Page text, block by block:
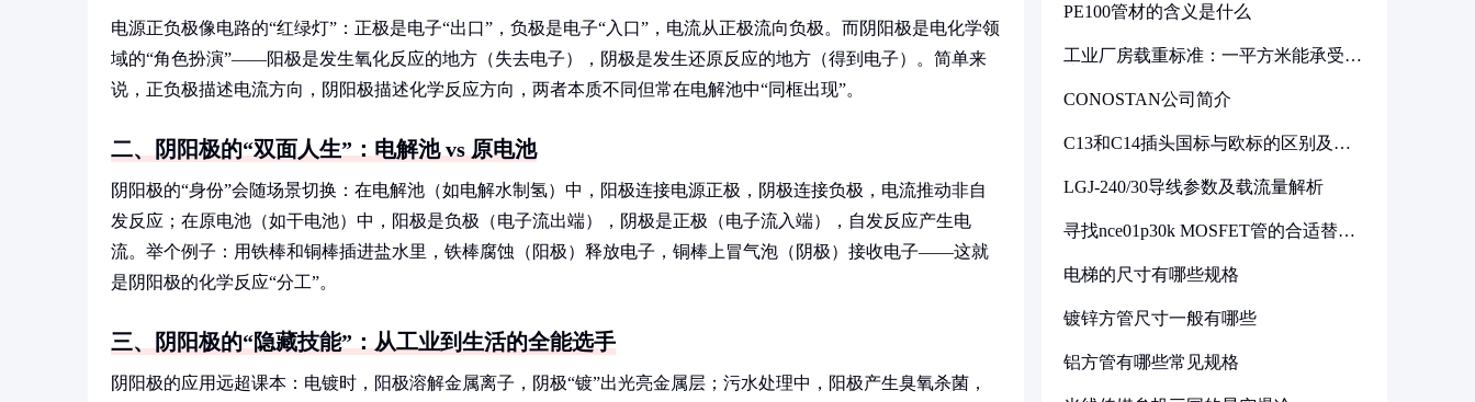
电源正负极像电路的“红绿灯”：正极是电子“出口”，负极是电子“入口”，电流从正极流向负极。而阴阳极是电化学领
域的“角色扮演”——阳极是发生氧化反应的地方（失去电子），阴极是发生还原反应的地方（得到电子）。简单来
说，正负极描述电流方向，阴阳极描述化学反应方向，两者本质不同但常在电解池中“同框出现”。
二、阴阳极的“双面人生”：电解池 vs 原电池
阴阳极的“身份”会随场景切换：在电解池（如电解水制氢）中，阳极连接电源正极，阴极连接负极，电流推动非自
发反应；在原电池（如干电池）中，阳极是负极（电子流出端），阴极是正极（电子流入端），自发反应产生电
流。举个例子：用铁棒和铜棒插进盐水里，铁棒腐蚀（阳极）释放电子，铜棒上冒气泡（阴极）接收电子——这就
是阴阳极的化学反应“分工”。
三、阴阳极的“隐藏技能”：从工业到生活的全能选手
阴阳极的应用远超课本：电镀时，阳极溶解金属离子，阴极“镀”出光亮金属层；污水处理中，阳极产生臭氧杀菌，
PE100管材的含义是什么
工业厂房载重标准：一平方米能承受多
CONOSTAN公司简介
C13和C14插头国标与欧标的区别及其
LGJ-240/30导线参数及载流量解析
寻找nce01p30k MOSFET管的合适替代
电梯的尺寸有哪些规格
镀锌方管尺寸一般有哪些
铝方管有哪些常见规格